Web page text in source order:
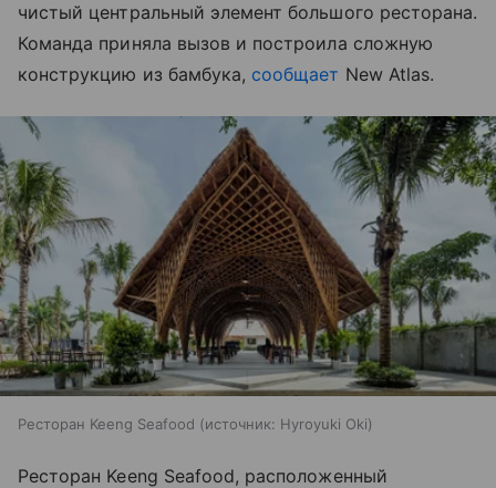
чистый центральный элемент большого ресторана.
Команда приняла вызов и построила сложную
конструкцию из бамбука, сообщает New Atlas.
Ресторан Keeng Seafood источник: Hyroyuki Oki
Ресторан Keeng Seafood, расположенный